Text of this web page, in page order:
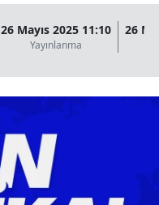
26 Mayıs 2025 11:10
Yayınlanma
26